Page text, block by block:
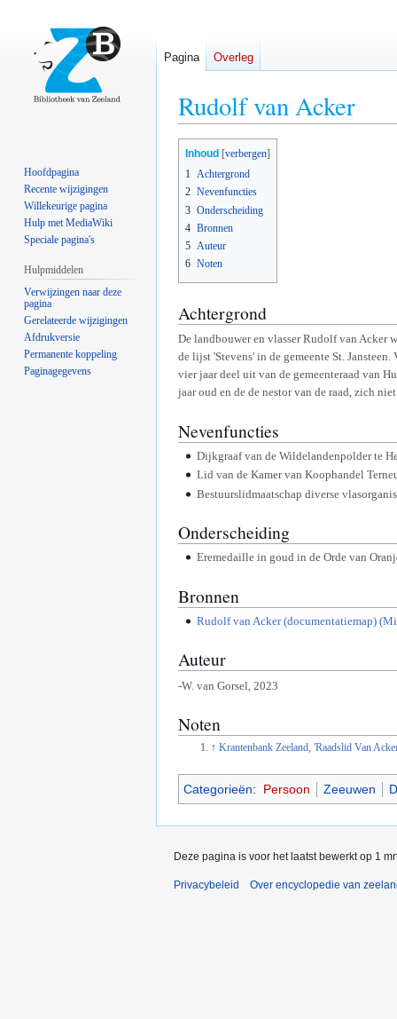
Rudolf van Acker
Naar
navigatie
springen
Naar
zoeken
springen
Inhoud
1 Achtergrond
2 Nevenfuncties
3 Onderscheiding
4 Bronnen
5 Auteur
6 Noten
Achtergrond
De landbouwer en vlasser Rudolf van Acker
de lijst 'Stevens' in de gemeente St.
vier jaar deel uit van de gemeenteraad van
jaar oud en de de nestor van de raad, zich
Nevenfuncties
Dijkgraaf van de Wildelandenpolder te
Lid van de Kamer van Koophandel
Bestuurslidmaatschap diverse
Onderscheiding
Eremedaille in goud in de Orde van
Bronnen
Rudolf van Acker (documentatiemap)
Auteur
-W. van Gorsel, 2023
Noten
↑ Krantenbank Zeeland, 'Raadslid Van
Categorieën: Persoon Zeeuwen
Pagina Overleg
Hoofdpagina
Recente wijzigingen
Willekeurige pagina
Hulp met MediaWiki
Speciale pagina's
Hulpmiddelen
Verwijzingen naar deze
pagina
Gerelateerde wijzigingen
Afdrukversie
Permanente koppeling
Paginagegevens
Deze pagina is voor het laatst bewerkt op 1
Privacybeleid Over encyclopedie van